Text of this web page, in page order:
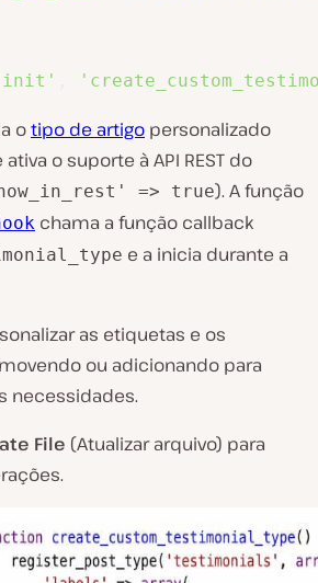
otipo de artigo personalizado
o suporte à API REST do
=> true). A função
chama a função callback
e a inicia durante a
as etiquetas e os
ou adicionando para
necessidades.
File (Atualizar arquivo) para